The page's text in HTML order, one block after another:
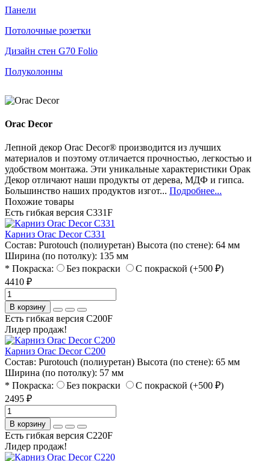
Панели
Потолочные розетки
Дизайн стен G70 Folio
Полуколонны
Orac Decor
Лепной декор Orac Decor® производится из лучших
материалов и поэтому отличается прочностью, легкостью и
удобством монтажа. Эти уникальные характеристики Орак
Декор отличают наши продукты от дерева, МДФ и гипса.
Большинство наших продуктов изгот... Подробнее...
Похожие товары
Есть гибкая версия C331F
Карниз Orac Decor C331
Состав: Purotouch (полиуретан) Высота (по стене): 64 мм
Ширина (по потолку): 135 мм
* Покраска:
Без покраски
С покраской (+500 ₽)
4410 ₽
В корзину
Есть гибкая версия C200F
Лидер продаж!
Карниз Orac Decor C200
Состав: Purotouch (полиуретан) Высота (по стене): 65 мм
Ширина (по потолку): 57 мм
* Покраска:
Без покраски
С покраской (+500 ₽)
2495 ₽
В корзину
Есть гибкая версия C220F
Лидер продаж!